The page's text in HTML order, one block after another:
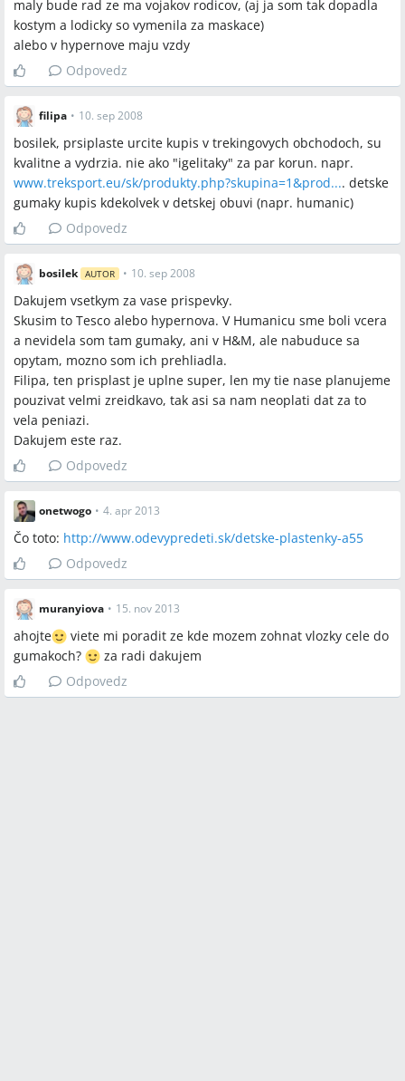
maly bude rad ze ma vojakov rodicov, (aj ja som tak dopadla
kostym a lodicky so vymenila za maskace)
alebo v hypernove maju vzdy
Odpovedz
filipa • 10. sep 2008
bosilek, prsiplaste urcite kupis v trekingovych obchodoch, su
kvalitne a vydrzia. nie ako "igelitaky" za par korun. napr.
www.treksport.eu/sk/produkty.php?skupina=1&prod.... detske
gumaky kupis kdekolvek v detskej obuvi (napr. humanic)
Odpovedz
bosilek AUTOR • 10. sep 2008
Dakujem vsetkym za vase prispevky.
Skusim to Tesco alebo hypernova. V Humanicu sme boli vcera
a nevidela som tam gumaky, ani v H&M, ale nabuduce sa
opytam, mozno som ich prehliadla.
Filipa, ten prisplast je uplne super, len my tie nase planujeme
pouzivat velmi zreidkavo, tak asi sa nam neoplati dat za to
vela peniazi.
Dakujem este raz.
Odpovedz
onetwogo • 4. apr 2013
Čo toto: http://www.odevypredeti.sk/detske-plastenky-a55
Odpovedz
muranyiova • 15. nov 2013
ahojte
viete mi poradit ze kde mozem zohnat vlozky cele do
gumakoch?
za radi dakujem
Odpovedz